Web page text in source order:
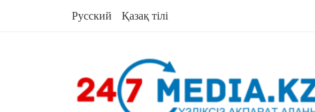
Русский Қазақ тілі